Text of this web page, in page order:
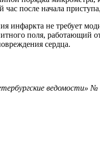
после начала
инфаркта не требует
поля, работающий
сердца.
ведомости»